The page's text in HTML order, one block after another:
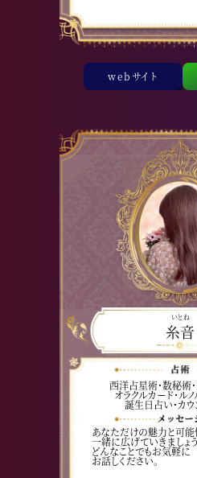
webサイト
いとね
糸音
西洋占星術・数秘術・
オラクルカード・ル
誕生日占い・カウ
あなただけの魅力と可能
一緒に広げていきましょう
どんなことでもお気軽に
お話しください。